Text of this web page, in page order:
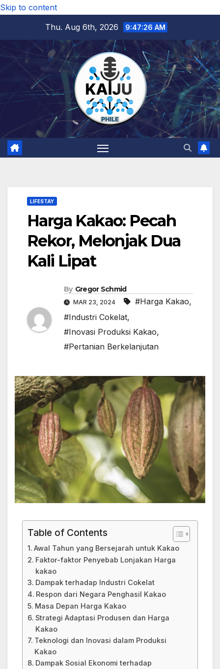
Skip to content
Thu. Aug 6th, 2026
9:47:28 AM
LIFESTAY
Harga Kakao: Pecah
Rekor, Melonjak Dua
Kali Lipat
By Gregor Schmid
MAR 23, 2024 #Harga Kakao,
#Industri Cokelat,
#Inovasi Produksi Kakao,
#Pertanian Berkelanjutan
Table of Contents
Awal Tahun yang Bersejarah untuk Kakao
Faktor-faktor Penyebab Lonjakan Harga
kakao
Dampak terhadap Industri Cokelat
Respon dari Negara Penghasil Kakao
Masa Depan Harga Kakao
Strategi Adaptasi Produsen dan Harga
Kakao
Teknologi dan Inovasi dalam Produksi
Kakao
Dampak Sosial Ekonomi terhadap